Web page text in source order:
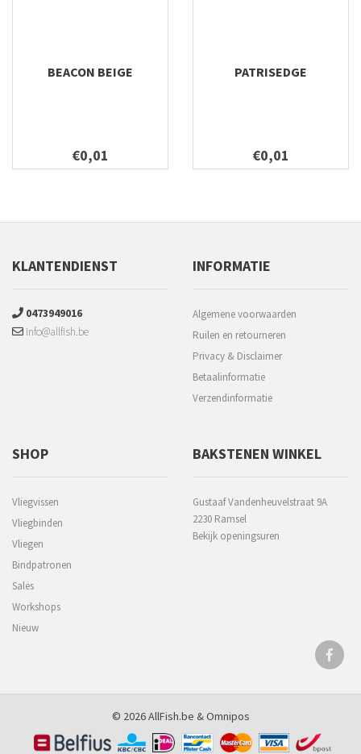
BEACON BEIGE
€0,01
PATRISEDGE
€0,01
KLANTENDIENST
0473949016
info@allfish.be
INFORMATIE
Algemene voorwaarden
Ruilen en retourneren
Privacy & Disclaimer
Betaalinformatie
Verzendinformatie
SHOP
Vliegvissen
Vliegbinden
Vliegen
Bindpatronen
Sales
Workshops
Nieuw
BAKSTENEN WINKEL
Gustaaf Vandenheuvelstraat 9A
2230 Ramsel
Bekijk openingsuren
© 2026 AllFish.be &Omnipos